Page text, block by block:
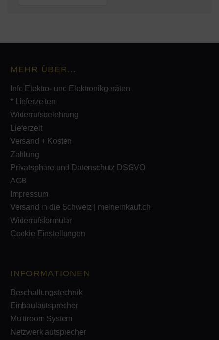
MEHR ÜBER...
Info Elektro- und Elektronikgeräten
* Lieferzeiten
Widerrufsbelehrung
Lieferzeit
Versand + Kosten
Zahlung
Privatsphäre und Datenschutz DSGVO
AGB
Impressum
Versand in die Schweiz | meineinkauf.ch
Widerrufsformular
Cookie Einstellungen
INFORMATIONEN
Beschallungstechnik
Einbaulautsprecher
Multiroom System
Netzwerklautsprecher